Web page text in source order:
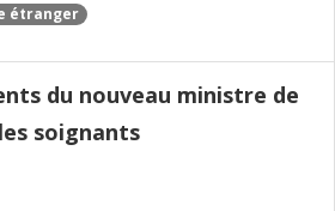
étranger
du nouveau ministre de
soignants